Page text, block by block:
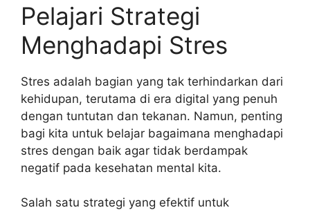
Pelajari Strategi
Menghadapi Stres
Stres adalah bagian yang tak terhindarkan dari
kehidupan, terutama di era digital yang penuh
dengan tuntutan dan tekanan. Namun, penting
bagi kita untuk belajar bagaimana menghadapi
stres dengan baik agar tidak berdampak
negatif pada kesehatan mental kita.
Salah satu strategi yang efektif untuk